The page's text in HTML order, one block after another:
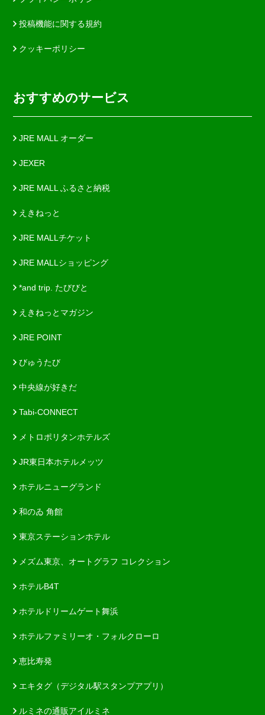
投稿機能に関する規約
クッキーポリシー
おすすめのサービス
JRE MALL オーダー
JEXER
JRE MALL ふるさと納税
えきねっと
JRE MALLチケット
JRE MALLショッピング
*and trip. たびびと
えきねっとマガジン
JRE POINT
びゅうたび
中央線が好きだ
Tabi-CONNECT
メトロポリタンホテルズ
JR東日本ホテルメッツ
ホテルニューグランド
和のゐ 角館
東京ステーションホテル
メズム東京、オートグラフ コレクション
ホテルB4T
ホテルドリームゲート舞浜
ホテルファミリーオ・フォルクローロ
恵比寿発
エキタグ（デジタル駅スタンプアプリ）
ルミネの通販アイルミネ